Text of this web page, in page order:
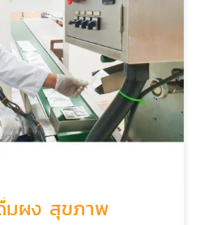
มผง สุขภาพ